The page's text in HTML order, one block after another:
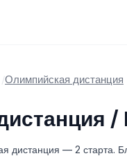
Олимпийская дистанция
дистанция — 2 старта.